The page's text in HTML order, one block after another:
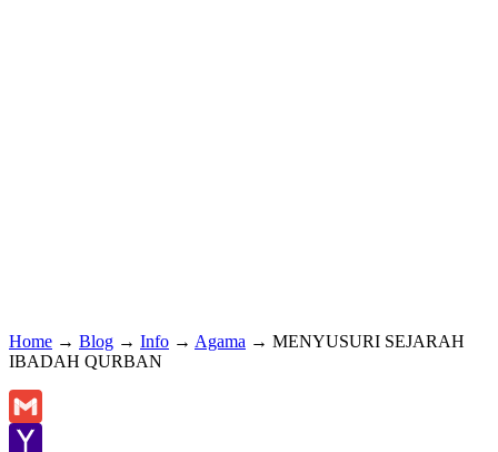
Home → Blog → Info → Agama → MENYUSURI SEJARAH
IBADAH QURBAN
Gmail